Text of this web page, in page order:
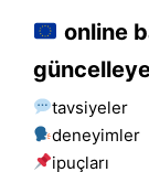
online
tavsiyeler
deneyimler
i̇puçları